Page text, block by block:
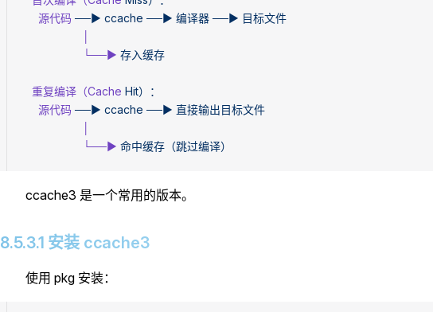
    源代码
──► ccache ──► 编译器 ──► 目标文件
                  └──►
存入缓存
  重复编译（Cache
Hit）：
    源代码
──► ccache ──► 直接输出目标文件
                  └──►
命中缓存（跳过编译）
ccache3 是一个常用的版本。
8.5.3.1 安装 ccache3
使用 pkg 安装：